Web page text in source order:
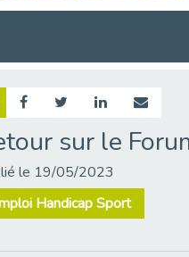
sur le
le 19/05/2023
Handicap Sport